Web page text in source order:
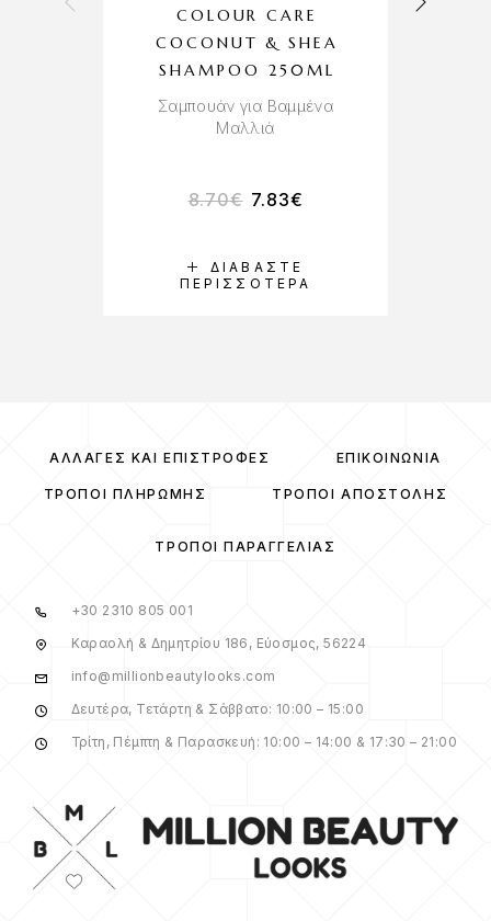
ΔΙΑΒΆΣΤΕ
ΠΕΡΙΣΣΌΤΕΡΑ
COLOUR CARE
COCONUT & SHEA
SHAMPOO 250ML
Σαμπουάν για Βαμμένα
Μαλλιά
8.70€ 7.83€
ΑΛΛΑΓΈΣ ΚΑΙ ΕΠΙΣΤΡΟΦΈΣ ΕΠΙΚΟΙΝΩΝΊΑ
ΤΡΌΠΟΙ ΠΛΗΡΩΜΉΣ ΤΡΌΠΟΙ ΑΠΟΣΤΟΛΉΣ
ΤΡΌΠΟΙ ΠΑΡΑΓΓΕΛΊΑΣ
+30 2310 805 001
Καραολή & Δημητρίου 186, Εύοσμος, 56224
info@millionbeautylooks.com
Δευτέρα, Τετάρτη & Σάββατο: 10:00 – 15:00
Τρίτη, Πέμπτη & Παρασκευή: 10:00 – 14:00 & 17:30 – 21:00